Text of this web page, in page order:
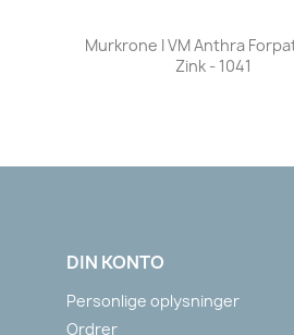
Murkrone I VM Anthra
Zink - 1041
Vis her
DIN KONTO
Personlige oplysninger
Ordrer